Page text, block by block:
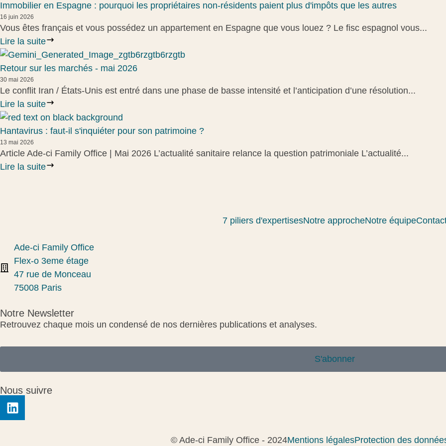
Immobilier en Espagne : pourquoi les propriétaires non-résidents paient plus d'impôts que les autres
16 juin 2026
Vous êtes français et vous possédez un appartement en Espagne que vous louez ? Le fisc espagnol vous...
Lire la suite
Retour sur les marchés - mai 2026
30 mai 2026
Le conflit Iran / États-Unis est entré dans une phase de basse intensité et l’anticipation d’une résolution...
Lire la suite
Hantavirus : faut-il s'inquiéter pour son patrimoine ?
13 mai 2026
Article Ade-ci Family Office | Mai 2026 L’actualité sanitaire relance la question patrimoniale L’actualité...
Lire la suite
7 piliers d'expertisesNotre approcheNotre équipe
Ade-ci Family Office
Flex-o 3eme étage
47 rue de Monceau
75008 Paris
Notre Newsletter
Retrouvez chaque mois un condensé de nos dernières publications et analyses.
S'abonner
Nous suivre
© Ade-ci Family Office - 2024Mentions légalesProtection des